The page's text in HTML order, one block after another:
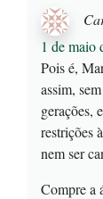
1 de maio
Pois é,
assim,
gerações,
restrições
nem ser
Compre a